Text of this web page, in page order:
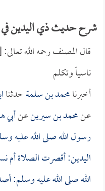
شرح حديث ذي اليدين
قال المصنف رحمه الله
ناسياً وتكلم
أخبرنامحمد بن سلمةحدثنا
عنمحمد بن سيرينعنأبي
رسول الله صلى الله عليه
اليدين: أقصرت الصلاة أم
الله صلى الله عليه وسلم: